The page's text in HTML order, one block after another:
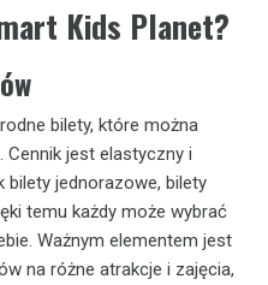
Kids Planet?
bilety, które można
jest elastyczny i
bilety jednorazowe, bilety
temu każdy może wybrać
Ważnym elementem jest
na różne atrakcje i zajęcia,